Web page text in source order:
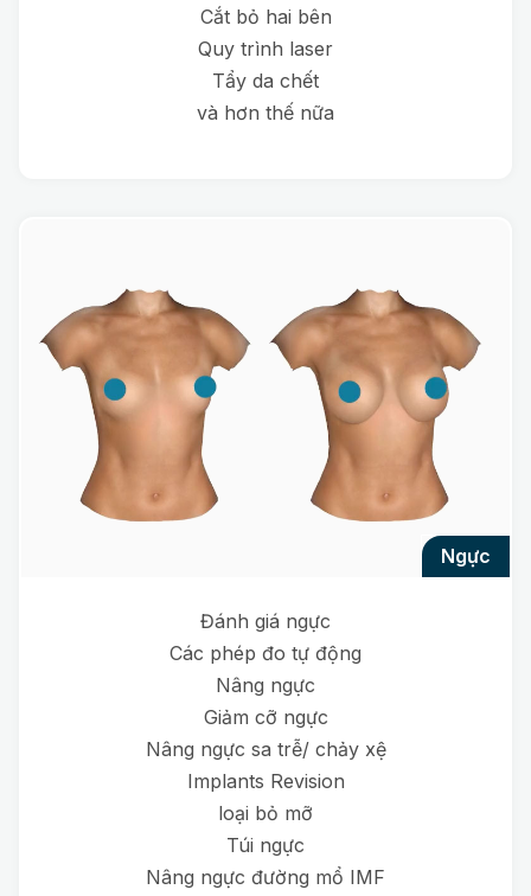
Cắt bỏ hai bên
Quy trình laser
Tẩy da chết
và hơn thế nữa
ngực
Đánh giá ngực
Các phép đo tự động
Nâng ngực
Giảm cỡ ngực
Nâng ngực sa trễ/ chảy xệ
Implants Revision
loại bỏ mỡ
Túi ngực
Nâng ngực đường mổ IMF